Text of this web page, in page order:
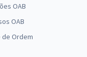
Específicos para
OAB
OAB
de Ordem